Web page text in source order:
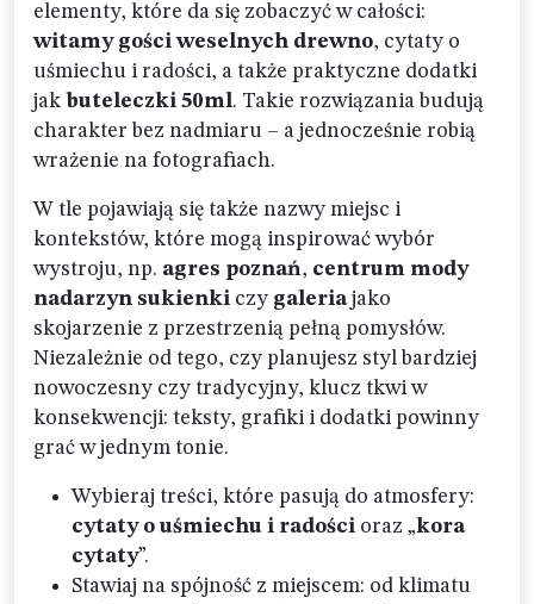
elementy, które da się zobaczyć w całości:
witamy gości weselnych drewno, cytaty o
uśmiechu i radości, a także praktyczne dodatki
jak buteleczki 50ml. Takie rozwiązania budują
charakter bez nadmiaru – a jednocześnie robią
wrażenie na fotografiach.
W tle pojawiają się także nazwy miejsc i
kontekstów, które mogą inspirować wybór
wystroju, np. agres poznań, centrum mody
nadarzyn sukienki czy galeriajako
skojarzenie z przestrzenią pełną pomysłów.
Niezależnie od tego, czy planujesz styl bardziej
nowoczesny czy tradycyjny, klucz tkwi w
konsekwencji: teksty, grafiki i dodatki powinny
grać w jednym tonie.
Wybieraj treści, które pasują do atmosfery:
cytaty o uśmiechu i radości oraz „kora
cytaty”.
Stawiaj na spójność z miejscem: od klimatu